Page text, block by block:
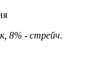
8% - стрейч.